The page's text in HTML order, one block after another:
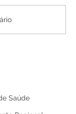
Saúde
Ação a
para
rural